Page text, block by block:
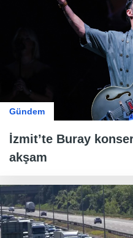
Gündem
İzmit’te Buray
akşam